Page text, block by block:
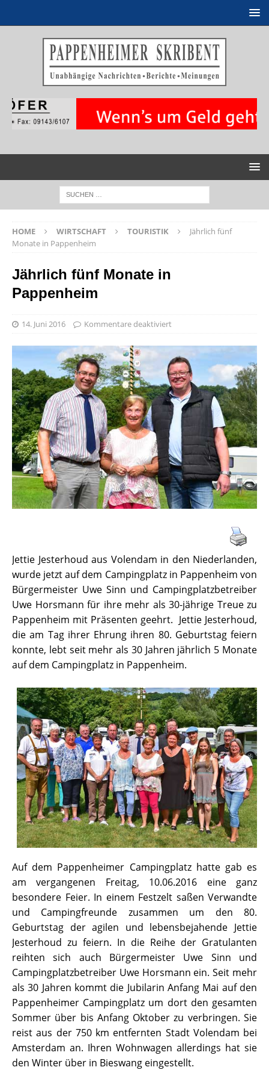
HOME WIRTSCHAFT TOURISTIK
Jährlich fünf
Monate in Pappenheim
Jährlich fünf Monate in
Pappenheim
14. Juni 2016 Kommentare deaktiviert
Jettie Jesterhoud aus Volendam in den Niederlanden,
wurde jetzt auf dem Campingplatz in Pappenheim von
Bürgermeister Uwe Sinn und Campingplatzbetreiber
Uwe Horsmann für ihre mehr als 30-jährige Treue zu
Pappenheim mit Präsenten geehrt. Jettie Jesterhoud,
die am Tag ihrer Ehrung ihren 80. Geburtstag feiern
konnte, lebt seit mehr als 30 Jahren jährlich 5 Monate
auf dem Campingplatz in Pappenheim.
Auf dem Pappenheimer Campingplatz hatte gab es
am vergangenen Freitag, 10.06.2016 eine ganz
besondere Feier. In einem Festzelt saßen Verwandte
und Campingfreunde zusammen um den 80.
Geburtstag der agilen und lebensbejahende Jettie
Jesterhoud zu feiern. In die Reihe der Gratulanten
reihten sich auch Bürgermeister Uwe Sinn und
Campingplatzbetreiber Uwe Horsmann ein. Seit mehr
als 30 Jahren kommt die Jubilarin Anfang Mai auf den
Pappenheimer Campingplatz um dort den gesamten
Sommer über bis Anfang Oktober zu verbringen. Sie
reist aus der 750 km entfernten Stadt Volendam bei
Amsterdam an. Ihren Wohnwagen allerdings hat sie
den Winter über in Bieswang eingestellt.